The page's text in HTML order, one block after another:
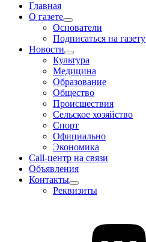
Главная
О газете
Основатели
Подписаться на газету
Новости
Культура
Медицина
Образование
Общество
Происшествия
Сельское хозяйство
Спорт
Официально
Экономика
Call-центр на связи
Объявления
Контакты
Реквизиты